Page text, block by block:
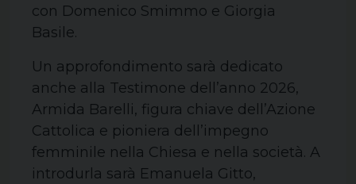
con Domenico Smimmo e Giorgia
Basile.
Un approfondimento sarà dedicato
anche alla Testimone dell’anno 2026,
Armida Barelli, figura chiave dell’Azione
Cattolica e pioniera dell’impegno
femminile nella Chiesa e nella società. A
introdurla sarà Emanuela Gitto,